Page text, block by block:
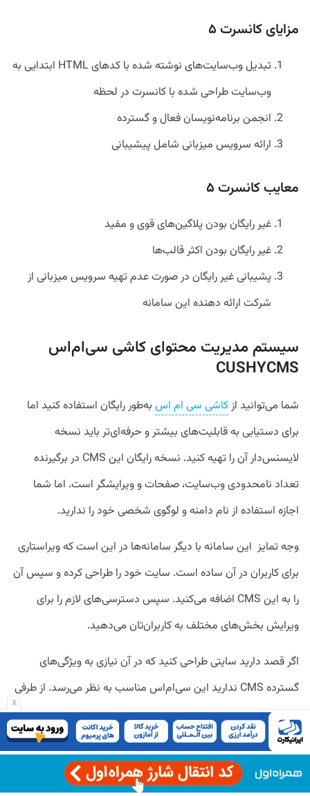
x
مزایای کانسرت ۵
تبدیل وب‌سایت‌های نوشته شده با کدهای HTML ابتدایی به
وب‌سایت طراحی شده با کانسرت در لحظه
انجمن برنامه‌نویسان فعال و گسترده
ارائه سرویس میزبانی شامل پیشیبانی
معایب کانسرت ۵
غیر رایگان بودن پلاگین‌های قوی و مفید
غیر رایگان بودن اکثر قالب‌ها
پشیبانی غیر رایگان در صورت عدم تهیه سرویس میزبانی از
شرکت ارائه دهنده این سامانه
سیستم‌ مدیریت محتوای کاشی سی‌ام‌اس
CUSHYCMS
شما می‌توانید ازکاشی سی ام اس به‌طور رایگان استفاده کنید اما
برای دستیابی به قابلیت‌های بیشتر و حرفه‌ای‌تر باید نسخه
لایسنس‌دار آن را تهیه کنید. نسخه رایگان این CMS در برگیرنده
تعداد نامحدودی وب‌سایت، صفحات و ویرایشگر است. اما شما
اجازه استفاده از نام دامنه و لوگوی شخصی‌ خود را ندارید.
وجه تمایز این سامانه با دیگر سامانه‌ها در این است که ویراستاری
برای کاربران در آن ساده است. سایت خود را طراحی کرده و سپس آن
را به این CMS اضافه می‌کنید. سپس دسترسی‌های لازم را برای
ویرایش بخش‌های مختلف به کاربران‌تان می‌دهید.
اگر قصد دارید سایتی طراحی کنید که در آن نیازی به ویژگی‌های
گسترده CMS ندارید این سی‌ام‌اس مناسب به نظر می‌رسد. از طرفی
می‌توانید به کاربرانتان امکان ویرایش برخی از قسمت‌های سایت را
بدهید.
مزایای کاشی سی‌ام‌اس